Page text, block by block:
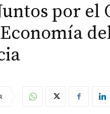
por